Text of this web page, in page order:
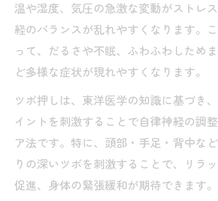
温や湿度、気圧の急激な変動がストレ
経のバランスが乱れやすくなります。
って、だるさや不眠、ふわふわしため
ど多様な症状が現れやすくなります。
ツボ押しは、東洋医学の知識に基づき
イントを刺激することで自律神経の調
ア法です。特に、頭部・手足・背中な
りの深いツボを刺激することで、リラ
促進、身体の緊張緩和が期待できます